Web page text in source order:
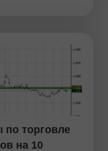
по торговле
на 10